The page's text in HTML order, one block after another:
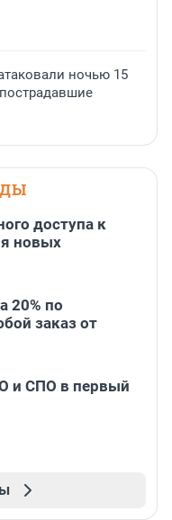
ночью 15
доступа к
новых
20% по
заказ от
и СПО в первый